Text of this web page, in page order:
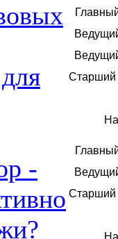
-
Старший
Старший